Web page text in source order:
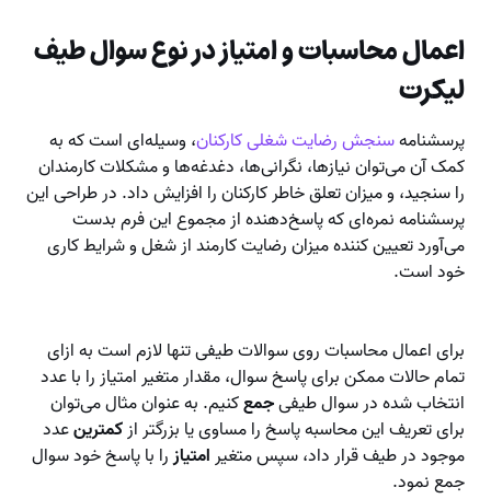
اعمال محاسبات و امتیاز در نوع سوال طیف
لیکرت
پرسشنامهسنجش رضایت شغلی کارکنان، وسیله‌ای است که به
کمک آن می‌توان نیازها، نگرانی‌ها، دغدغه‌ها و مشکلات کارمندان
را سنجید، و میزان تعلق خاطر کارکنان را افزایش داد. در طراحی این
پرسشنامه نمره‌ای که پاسخ‌دهنده از مجموع این فرم بدست
می‌آورد تعیین کننده میزان رضایت کارمند از شغل و شرایط کاری
خود است.
برای اعمال محاسبات روی سوالات طیفی تنها لازم است به ازای
تمام حالات ممکن برای پاسخ سوال، مقدار متغیر امتیاز را با عدد
انتخاب شده در سوال طیفیجمعکنیم. به عنوان مثال می‌توان
برای تعریف این محاسبه پاسخ را مساوی یا بزرگتر ازکمترینعدد
موجود در طیف قرار داد، سپس متغیرامتیازرا با پاسخ خود سوال
جمع نمود.